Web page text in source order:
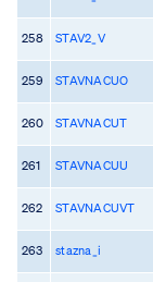
258 STAV2_V
259 STAVNACUO
260 STAVNACUT
261 STAVNACUU
262 STAVNACUVT
263 stazna_i